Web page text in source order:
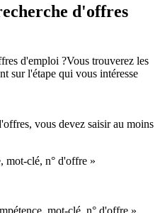
d'offres
d'emploi ?Vous trouverez les
sur l'étape qui vous intéresse
vous devez saisir au moins
mot-clé, n° d'offre »
mot-clé, n° d'offre »,